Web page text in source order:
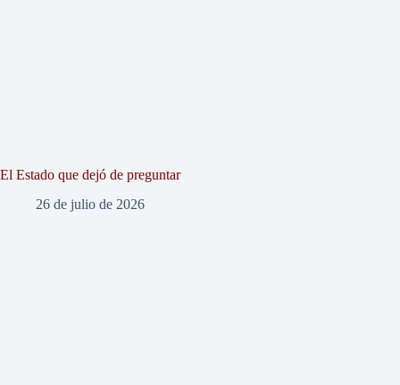
El Estado que dejó de preguntar
26 de julio de 2026